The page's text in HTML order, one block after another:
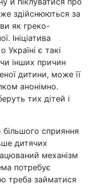
здійснюються за
як греко-
Ініціатива
є такі
інших причин
дитини, може її
анонімно.
тих дітей і
сприяння
дитячих
механізм
потребує
треба займатися